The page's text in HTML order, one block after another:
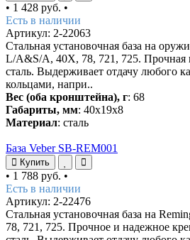
• 1 428 руб. •
Есть в наличии
Артикул: 2-22063
Стальная установочная база на
L/A&S/A, 40X, 78, 721, 725.
сталь. Выдерживает отдачу любого
кольцами, напри..
Вес (оба кронштейна), г: 68
Габариты, мм: 40x19x8
Материал: сталь
База Veber SB-REM001
Купить
• 1 788 руб. •
Есть в наличии
Артикул: 2-22476
Стальная установочная база на
78, 721, 725. Прочное и надежное